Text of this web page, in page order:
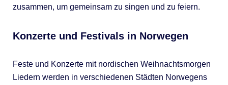
zusammen, um gemeinsam zu singen und zu feiern.
Konzerte und Festivals in Norwegen
Feste und Konzerte mit nordischen Weihnachtsmorgen
Liedern werden in verschiedenen Städten Norwegens